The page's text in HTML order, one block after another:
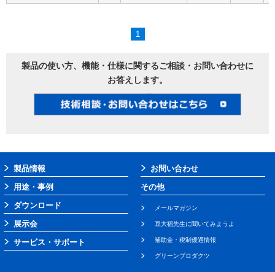
1
製品の使い方、機能・仕様に関するご相談・お問い合わせに
お答えします。
製品情報
用途・事例
ダウンロード
展示会
サービス・サポート
お問い合わせ
その他
メールマガジン
豆大福先生に聞いてみようよ
補助金・税制優遇情報
グリーンプロダクツ